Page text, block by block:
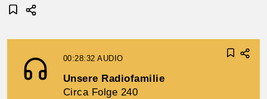
00:28:32AUDIO
Unsere Radiofamilie
Circa Folge 240